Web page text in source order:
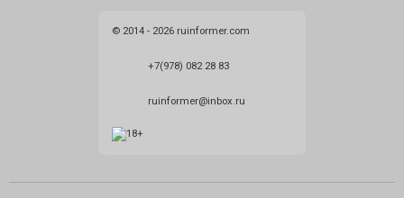
© 2014 - 2026 ruinformer.com
+7(978) 082 28 83
ruinformer@inbox.ru